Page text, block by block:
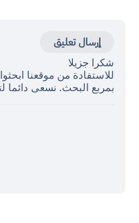
إرسال تعليق
شكرا جزيلا
للاستفادة من موقعنا
بمربع البحث. نسعى دائما